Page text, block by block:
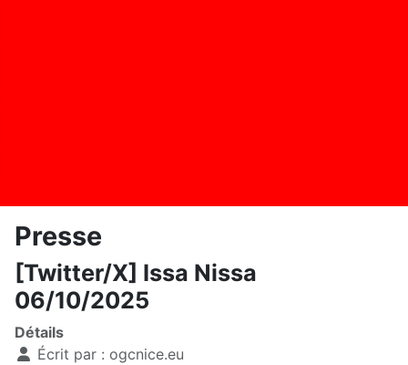
Presse
[Twitter/X] Issa Nissa
06/10/2025
Détails
Écrit par : ogcnice.eu